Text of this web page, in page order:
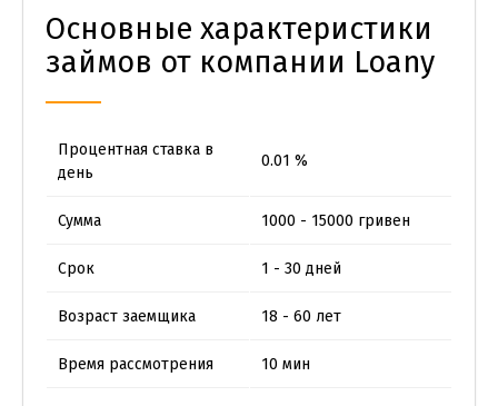
Основные характеристики
займов от компании Loany
Процентная ставка в
день
0.01 %
Сумма 1000 - 15000 гривен
Срок 1 - 30 дней
Возраст заемщика 18 - 60 лет
Время рассмотрения 10 мин